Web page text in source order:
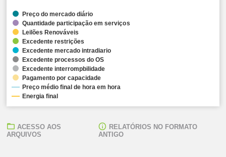
Preço do mercado diário
Quantidade participação em serviços
Leilões Renováveis
Excedente restrições
Excedente mercado intradiario
Excedente processos do OS
Excedente interrompbilidade
Pagamento por capacidade
Preço médio final de hora em hora
Energia final
ACESSO AOS
ARQUIVOS
RELATÓRIOS NO FORMATO
ANTIGO